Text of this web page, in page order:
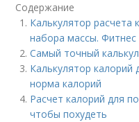
Содержание
Калькулятор расчета
набора массы. Фитнес
Самый точный
Калькулятор калорий
норма калорий
Расчет калорий для
чтобы похудеть